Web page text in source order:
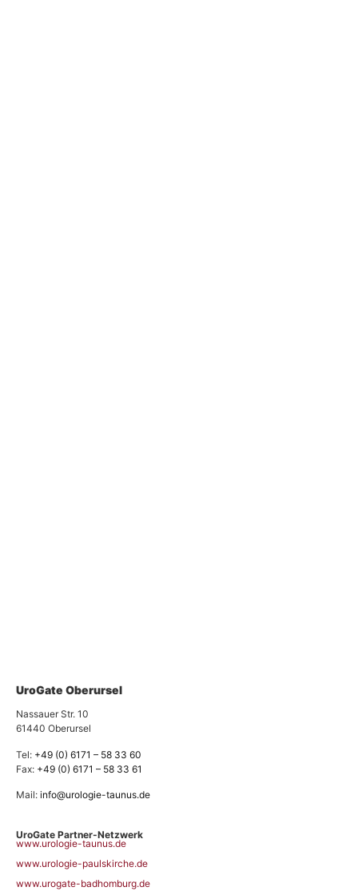
UroGate Oberursel
Nassauer Str. 10
61440 Oberursel
Tel: +49 (0) 6171 – 58 33 60
Fax: +49 (0) 6171 – 58 33 61
Mail: info@urologie-taunus.de
UroGate Partner-Netzwerk
www.urologie-taunus.de
www.urologie-paulskirche.de
www.urogate-badhomburg.de